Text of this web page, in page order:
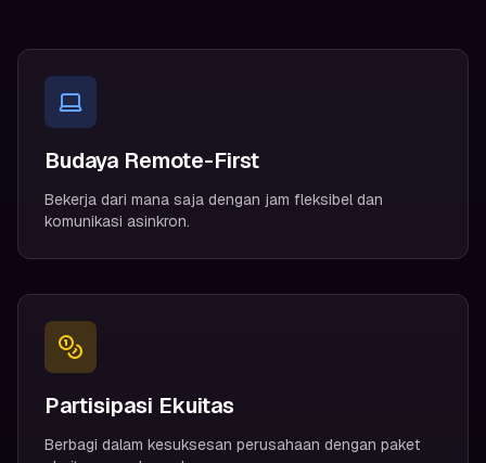
Budaya Remote-First
Bekerja dari mana saja dengan jam fleksibel dan
komunikasi asinkron.
Partisipasi Ekuitas
Berbagi dalam kesuksesan perusahaan dengan paket